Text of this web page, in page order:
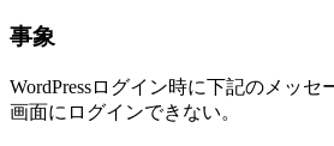
事象
WordPressログイン時に下記のメッセ
画面にログインできない。